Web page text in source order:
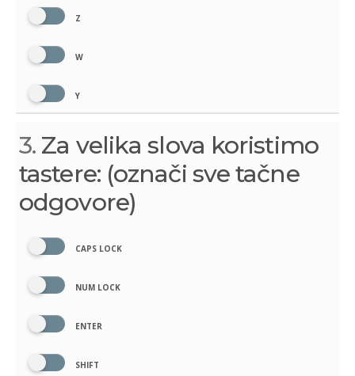
Z
W
Y
3. Za velika slova koristimo
tastere: (označi sve tačne
odgovore)
CAPS LOCK
NUM LOCK
ENTER
SHIFT